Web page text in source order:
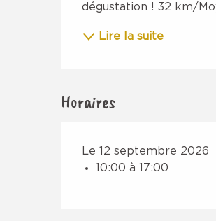
dégustation ! 32 km/
Lire la suite
Horaires
Le 12 septembre 2026
10:00 à 17:00